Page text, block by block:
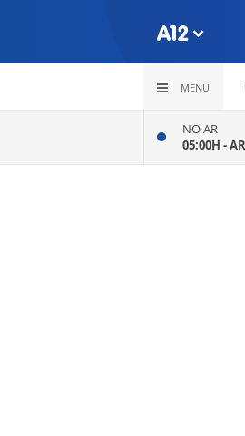
MENU
NO AR
05:00H -